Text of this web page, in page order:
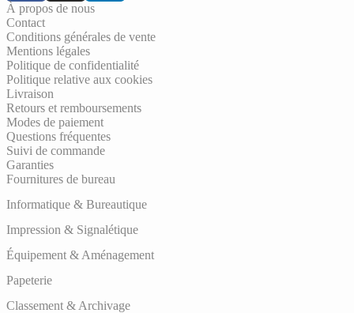
À propos de nous
Contact
Conditions générales de vente
Mentions légales
Politique de confidentialité
Politique relative aux cookies
Livraison
Retours et remboursements
Modes de paiement
Questions fréquentes
Suivi de commande
Garanties
Fournitures de bureau
Informatique & Bureautique
Impression & Signalétique
Équipement & Aménagement
Papeterie
Classement & Archivage